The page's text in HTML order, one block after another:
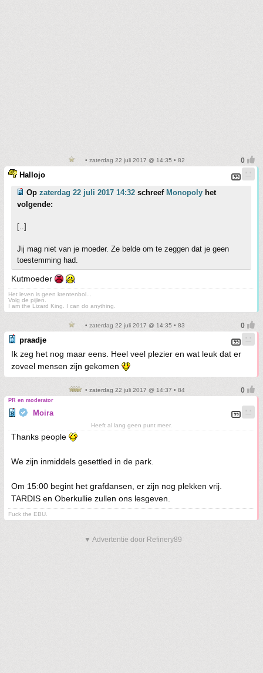
• zaterdag 22 juli 2017 @ 14:35 • 82
Hallojo
Op zaterdag 22 juli 2017 14:32 schreef Monopoly het
volgende:
[..]
Jij mag niet van je moeder. Ze belde om te zeggen dat je geen
toestemming had.
Kutmoeder
Het leven is geen krentenbol...
Volg de pijlen.
I am the Lizard King. I can do anything.
• zaterdag 22 juli 2017 @ 14:35 • 83
praadje
Ik zeg het nog maar eens. Heel veel plezier en wat leuk dat er
zoveel mensen zijn gekomen
• zaterdag 22 juli 2017 @ 14:37 • 84
PR en moderator
Moira
Heeft al lang geen punt meer.
Thanks people
We zijn inmiddels gesettled in de park.
Om 15:00 begint het grafdansen, er zijn nog plekken vrij.
TARDIS en Oberkullie zullen ons lesgeven.
Fuck the EBU.
▼ Advertentie door Refinery89